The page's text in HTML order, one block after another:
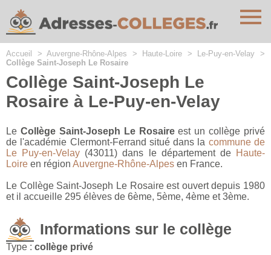
Accueil >Auvergne-Rhône-Alpes > Haute-Loire > Le-Puy-en-Velay >
Collège Saint-Joseph Le Rosaire
Collège Saint-Joseph Le
Rosaire à Le-Puy-en-Velay
Le Collège Saint-Joseph Le Rosaireest un collège privé
de l'académie Clermont-Ferrand situé dans la commune de
Le Puy-en-Velay (43011) dans le département de Haute-
Loire en région Auvergne-Rhône-Alpes en France.
Le Collège Saint-Joseph Le Rosaire est ouvert depuis 1980
et il accueille 295 élèves de 6ème, 5ème, 4ème et 3ème.
Informations sur le collège
Type : collège privé